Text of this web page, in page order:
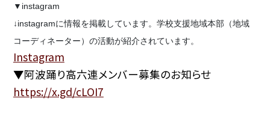
▼instagram
↓instagramに情報を掲載しています。学校支援地域本部（地域
コーディネーター）の活動が紹介されています。
Instagram
▼阿波踊り高六連メンバー募集のお知らせ
https://x.gd/cLOI7